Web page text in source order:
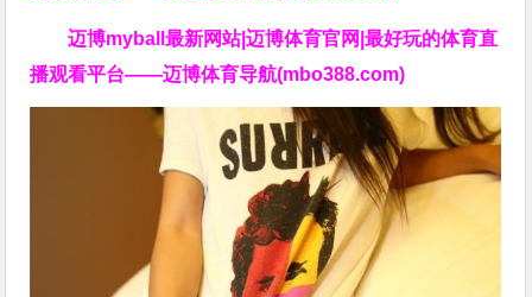
迈博myball最新网站|迈博体育官网|最好玩的体育直
播观看平台——迈博体育导航(mbo388.com)